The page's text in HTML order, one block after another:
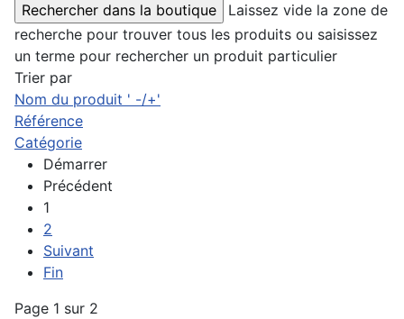
Laissez vide la zone de
recherche pour trouver tous les produits ou saisissez
un terme pour rechercher un produit particulier
Trier par
Nom du produit ' -/+'
Référence
Catégorie
Démarrer
Précédent
1
2
Suivant
Fin
Page 1 sur 2